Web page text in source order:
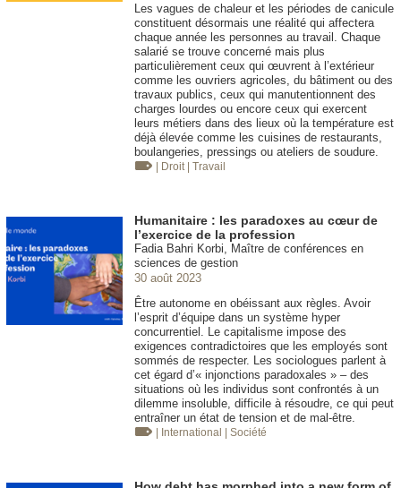
Les vagues de chaleur et les périodes de canicule
constituent désormais une réalité qui affectera
chaque année les personnes au travail. Chaque
salarié se trouve concerné mais plus
particulièrement ceux qui œuvrent à l’extérieur
comme les ouvriers agricoles, du bâtiment ou des
travaux publics, ceux qui manutentionnent des
charges lourdes ou encore ceux qui exercent
leurs métiers dans des lieux où la température est
déjà élevée comme les cuisines de restaurants,
boulangeries, pressings ou ateliers de soudure.
| Droit | Travail
Humanitaire : les paradoxes au cœur de
l’exercice de la profession
Fadia Bahri Korbi, Maître de conférences en
sciences de gestion
30 août 2023
Être autonome en obéissant aux règles. Avoir
l’esprit d’équipe dans un système hyper
concurrentiel. Le capitalisme impose des
exigences contradictoires que les employés sont
sommés de respecter. Les sociologues parlent à
cet égard d’« injonctions paradoxales » – des
situations où les individus sont confrontés à un
dilemme insoluble, difficile à résoudre, ce qui peut
entraîner un état de tension et de mal-être.
| International | Société